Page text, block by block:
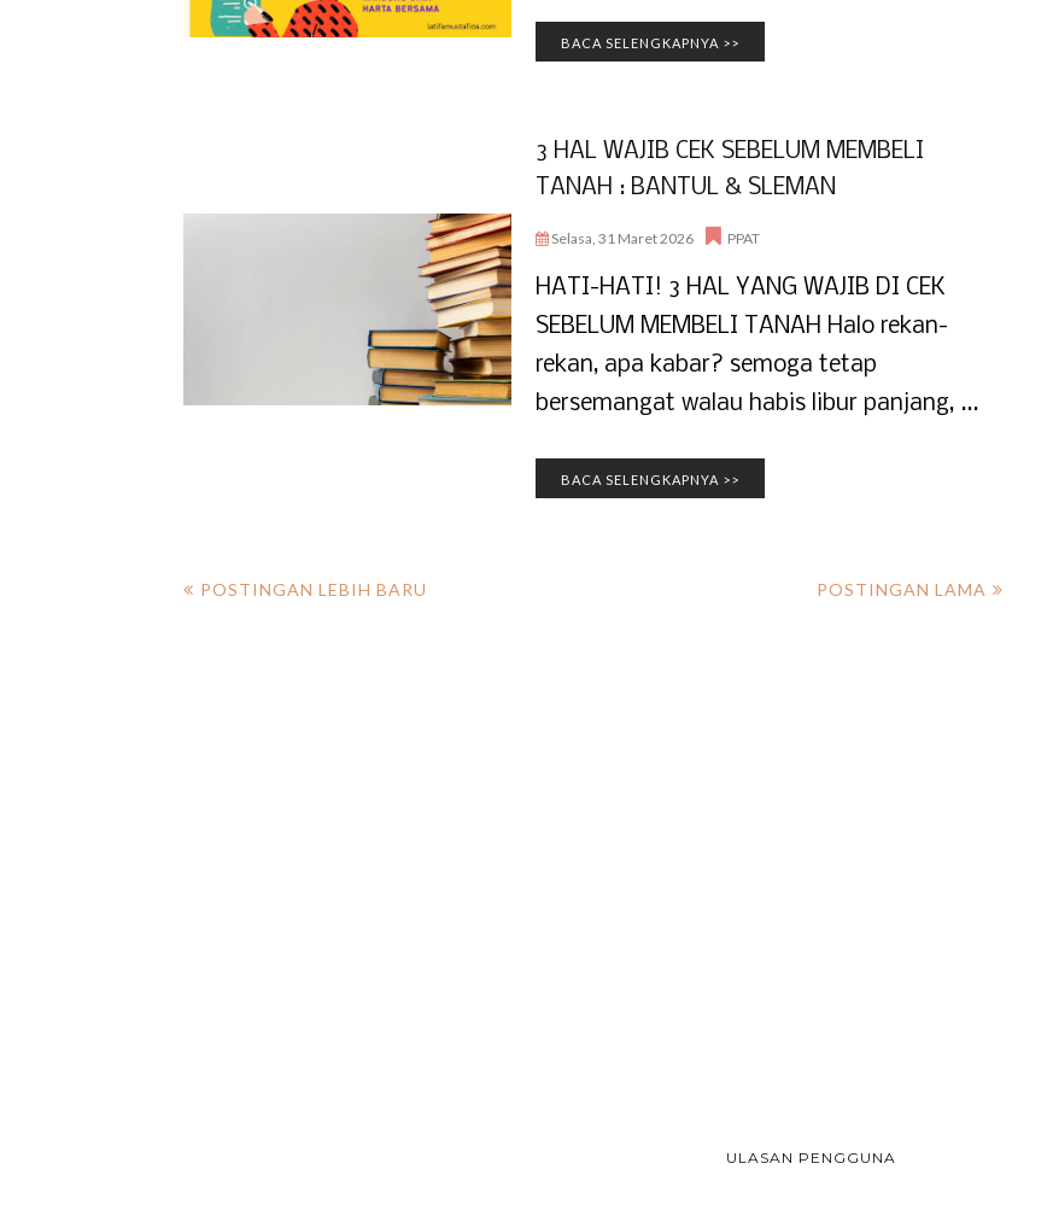
BACA SELENGKAPNYA >>
3 HAL WAJIB CEK SEBELUM MEMBELI
TANAH : BANTUL & SLEMAN
Selasa, 31 Maret 2026 PPAT
HATI-HATI! 3 HAL YANG WAJIB DI CEK
SEBELUM MEMBELI TANAH Halo rekan-
rekan, apa kabar? semoga tetap
bersemangat walau habis libur panjang, ...
BACA SELENGKAPNYA >>
POSTINGAN LEBIH BARU POSTINGAN LAMA
ULASAN PENGGUNA